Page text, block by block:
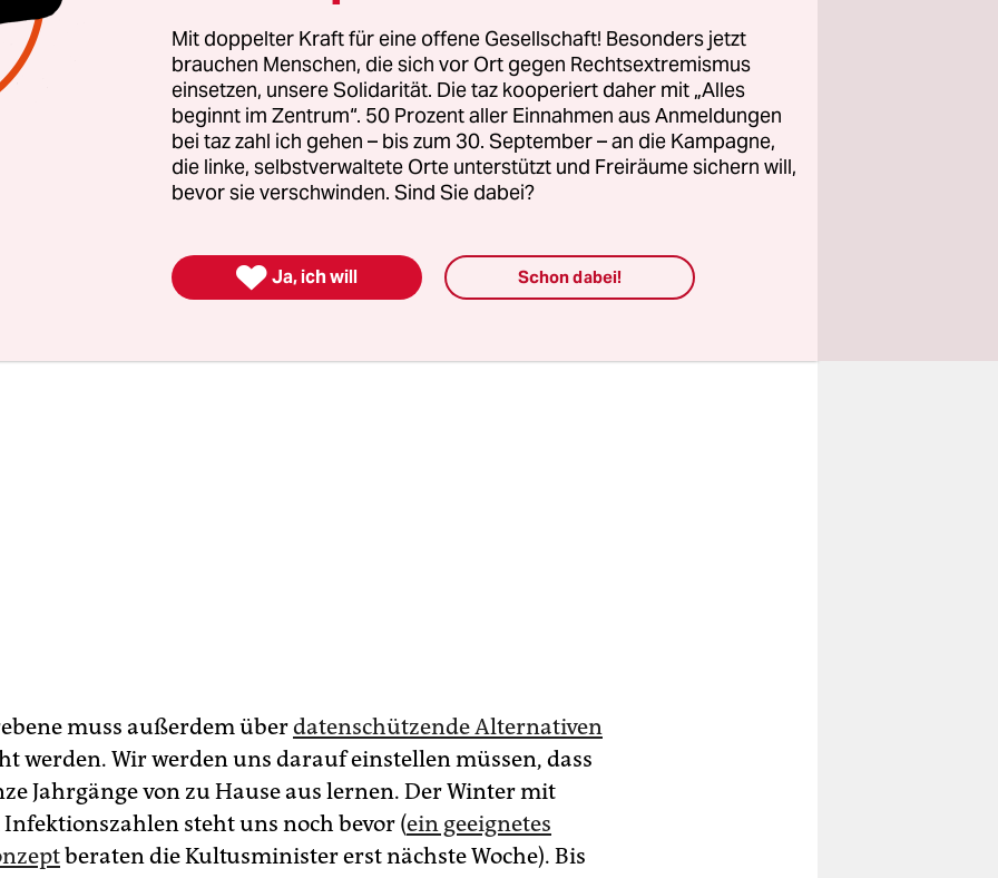
Deutschland, im Durchschnitt verdienen sie etwa 55.000
haben in der Regel ihre eigenen Laptops. Auch wenn der
ist, dass Privatgeräte am Arbeitsplatz nichts
– es fehlt zurzeit dringender an anderen Stellen. Zum
geeigneter Software für den Unterricht zu Hause:
innerhalb der Schule entwickelt wurden.
muss außerdem überdatenschützende Alternativen
werden. Wir werden uns darauf einstellen müssen, dass
Jahrgänge von zu Hause aus lernen. Der Winter mit
Infektionszahlen steht uns noch bevor (ein geeignetes
beraten die Kultusminister erst nächste Woche). Bis
Mit doppelter Kraft für eine offene Gesellschaft! Besonders jetzt
brauchen Menschen, die sich vor Ort gegen Rechtsextremismus
einsetzen, unsere Solidarität. Die taz kooperiert daher mit „Alles
beginnt im Zentrum“. 50 Prozent aller Einnahmen aus Anmeldungen
bei taz zahl ich gehen – bis zum 30. September – an die Kampagne,
die linke, selbstverwaltete Orte unterstützt und Freiräume sichern will,
bevor sie verschwinden. Sind Sie dabei?
 Ja, ich will Schon dabei!